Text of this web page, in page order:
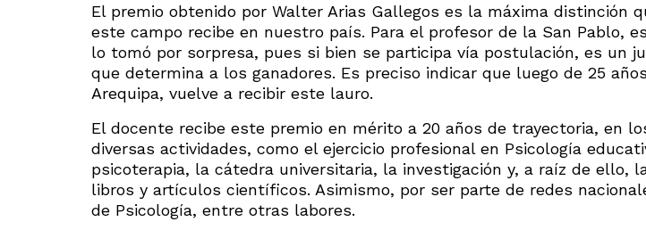
El premio obtenido por Walter Arias Gallegos es la máxima distinción
este campo recibe en nuestro país. Para el profesor de la San Pablo,
lo tomó por sorpresa, pues si bien se participa vía postulación, es un
que determina a los ganadores. Es preciso indicar que luego de 25
Arequipa, vuelve a recibir este lauro.
El docente recibe este premio en mérito a 20 años de trayectoria, en
diversas actividades, como el ejercicio profesional en Psicología
psicoterapia, la cátedra universitaria, la investigación y, a raíz de ello,
libros y artículos científicos. Asimismo, por ser parte de redes
de Psicología, entre otras labores.